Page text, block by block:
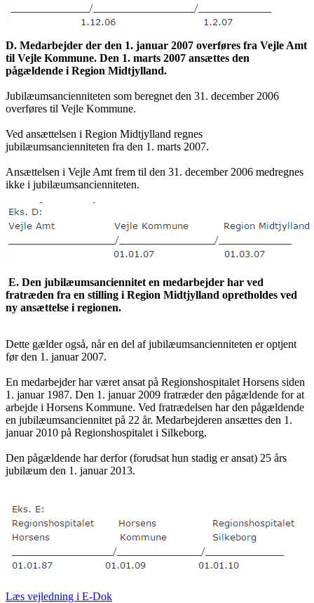
D. Medarbejder der den 1. januar 2007 overføres fra Vejle Amt
til Vejle Kommune. Den 1. marts 2007 ansættes den
pågældende i Region Midtjylland.
Jubilæumsancienniteten som beregnet den 31. december 2006
overføres til Vejle Kommune.
Ved ansættelsen i Region Midtjylland regnes
jubilæumsancienniteten fra den 1. marts 2007.
Ansættelsen i Vejle Amt frem til den 31. december 2006 medregnes
ikke i jubilæumsancienniteten.
E. Den jubilæumsanciennitet en medarbejder har ved
fratræden fra en stilling i Region Midtjylland opretholdes ved
ny ansættelse i regionen.
Dette gælder også, når en del af jubilæumsancienniteten er optjent
før den 1. januar 2007.
En medarbejder har været ansat på Regionshospitalet Horsens siden
1. januar 1987. Den 1. januar 2009 fratræder den pågældende for at
arbejde i Horsens Kommune. Ved fratrædelsen har den pågældende
en jubilæumsanciennitet på 22 år. Medarbejderen ansættes den 1.
januar 2010 på Regionshospitalet i Silkeborg.
Den pågældende har derfor (forudsat hun stadig er ansat) 25 års
jubilæum den 1. januar 2013.
Læs vejledning i E-Dok